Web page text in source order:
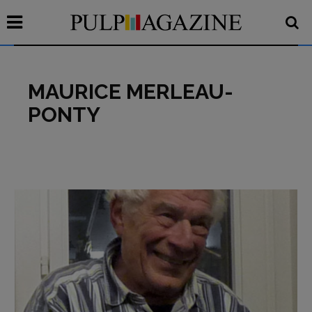
RUBRICHE
Archeologie del
presente
Fumetti
Libro & Film
Pulp for kids
MAURICE MERLEAU-
PONTY